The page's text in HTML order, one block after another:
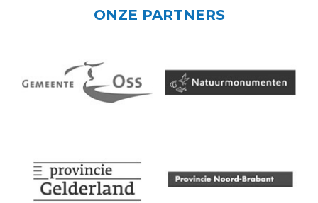
ONZE PARTNERS